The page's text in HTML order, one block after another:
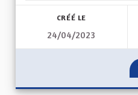
CRÉÉ LE
24/04/2023